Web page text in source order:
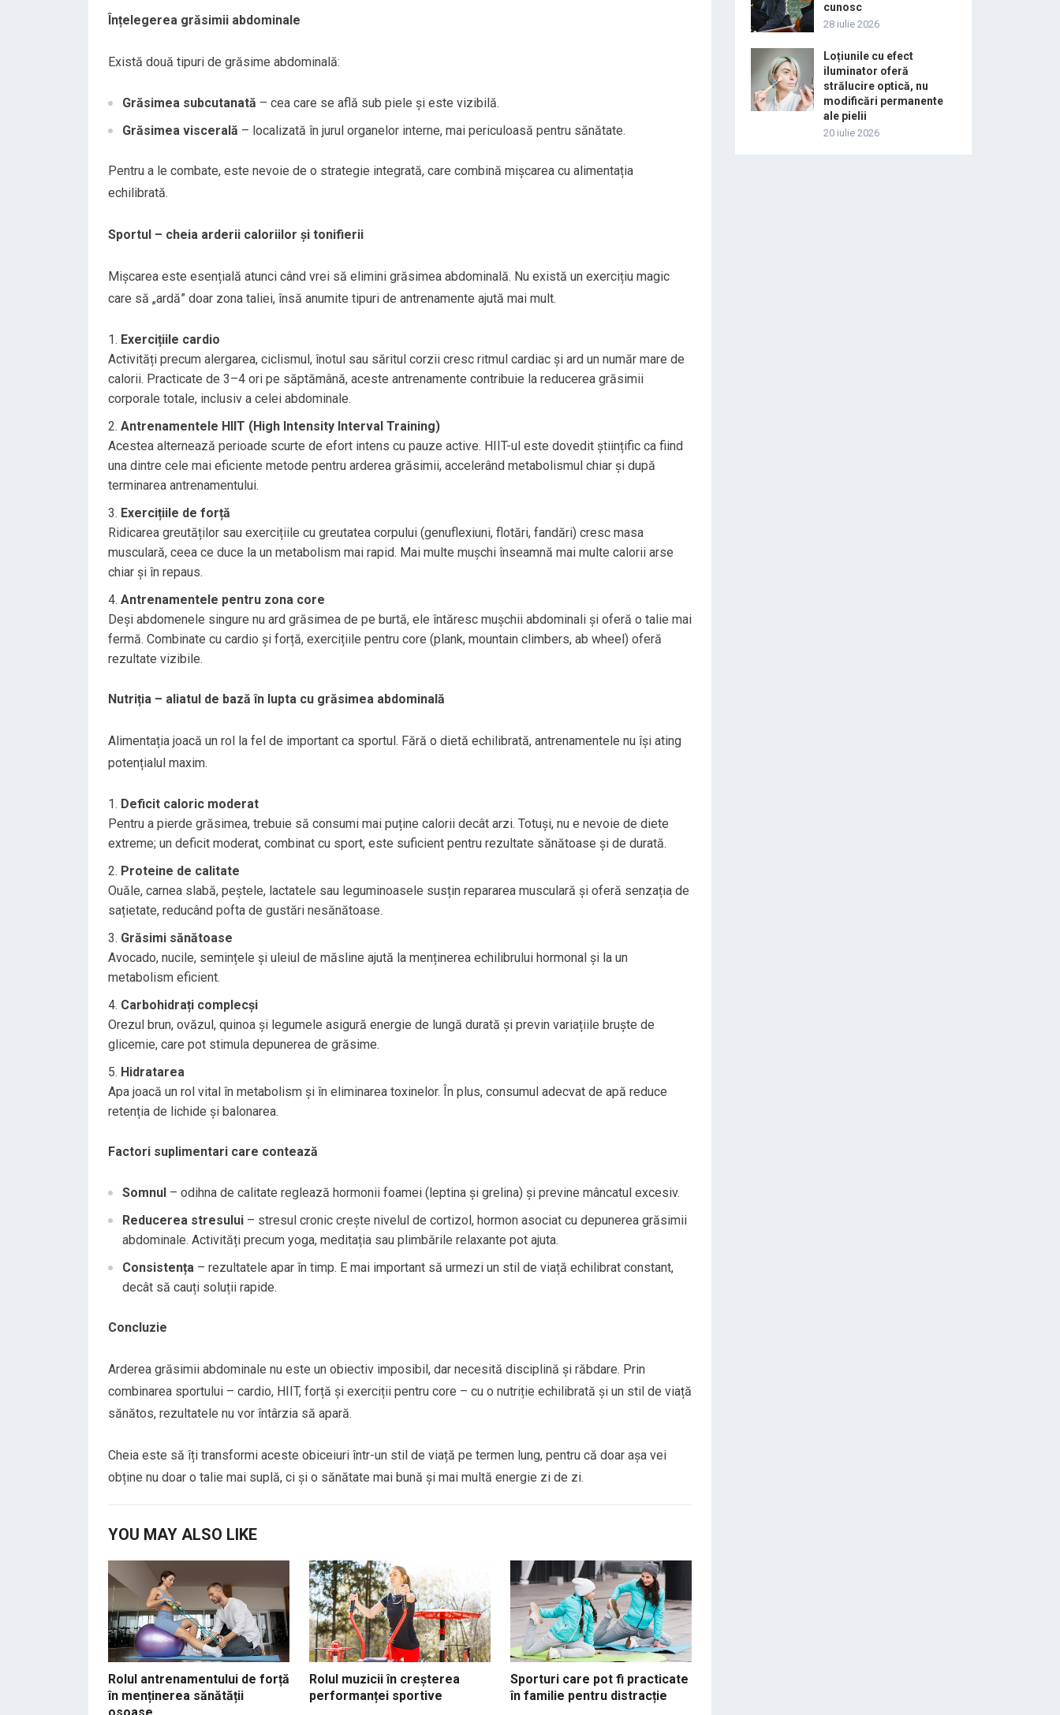
Înțelegerea grăsimii abdominale
Există două tipuri de grăsime abdominală:
Grăsimea subcutanată – cea care se află sub piele și este vizibilă.
Grăsimea viscerală – localizată în jurul organelor interne, mai periculoasă pentru sănătate.
Pentru a le combate, este nevoie de o strategie integrată, care combină mișcarea cu alimentația
echilibrată.
Sportul – cheia arderii caloriilor și tonifierii
Mișcarea este esențială atunci când vrei să elimini grăsimea abdominală. Nu există un exercițiu magic
care să „ardă” doar zona taliei, însă anumite tipuri de antrenamente ajută mai mult.
Exercițiile cardio
Activități precum alergarea, ciclismul, înotul sau săritul corzii cresc ritmul cardiac și ard un număr mare de
calorii. Practicate de 3–4 ori pe săptămână, aceste antrenamente contribuie la reducerea grăsimii
corporale totale, inclusiv a celei abdominale.
Antrenamentele HIIT (High Intensity Interval Training)
Acestea alternează perioade scurte de efort intens cu pauze active. HIIT-ul este dovedit științific ca fiind
una dintre cele mai eficiente metode pentru arderea grăsimii, accelerând metabolismul chiar și după
terminarea antrenamentului.
Exercițiile de forță
Ridicarea greutăților sau exercițiile cu greutatea corpului (genuflexiuni, flotări, fandări) cresc masa
musculară, ceea ce duce la un metabolism mai rapid. Mai multe mușchi înseamnă mai multe calorii arse
chiar și în repaus.
Antrenamentele pentru zona core
Deși abdomenele singure nu ard grăsimea de pe burtă, ele întăresc mușchii abdominali și oferă o talie mai
fermă. Combinate cu cardio și forță, exercițiile pentru core (plank, mountain climbers, ab wheel) oferă
rezultate vizibile.
Nutriția – aliatul de bază în lupta cu grăsimea abdominală
Alimentația joacă un rol la fel de important ca sportul. Fără o dietă echilibrată, antrenamentele nu își ating
potențialul maxim.
Deficit caloric moderat
Pentru a pierde grăsimea, trebuie să consumi mai puține calorii decât arzi. Totuși, nu e nevoie de diete
extreme; un deficit moderat, combinat cu sport, este suficient pentru rezultate sănătoase și de durată.
Proteine de calitate
Ouăle, carnea slabă, peștele, lactatele sau leguminoasele susțin repararea musculară și oferă senzația de
sațietate, reducând pofta de gustări nesănătoase.
Grăsimi sănătoase
Avocado, nucile, semințele și uleiul de măsline ajută la menținerea echilibrului hormonal și la un
metabolism eficient.
Carbohidrați complecși
Orezul brun, ovăzul, quinoa și legumele asigură energie de lungă durată și previn variațiile bruște de
glicemie, care pot stimula depunerea de grăsime.
Hidratarea
Apa joacă un rol vital în metabolism și în eliminarea toxinelor. În plus, consumul adecvat de apă reduce
retenția de lichide și balonarea.
Factori suplimentari care contează
Somnul – odihna de calitate reglează hormonii foamei (leptina și grelina) și previne mâncatul excesiv.
Reducerea stresului – stresul cronic crește nivelul de cortizol, hormon asociat cu depunerea grăsimii
abdominale. Activități precum yoga, meditația sau plimbările relaxante pot ajuta.
Consistența – rezultatele apar în timp. E mai important să urmezi un stil de viață echilibrat constant,
decât să cauți soluții rapide.
Concluzie
Arderea grăsimii abdominale nu este un obiectiv imposibil, dar necesită disciplină și răbdare. Prin
combinarea sportului – cardio, HIIT, forță și exerciții pentru core – cu o nutriție echilibrată și un stil de viață
sănătos, rezultatele nu vor întârzia să apară.
Cheia este să îți transformi aceste obiceiuri într-un stil de viață pe termen lung, pentru că doar așa vei
obține nu doar o talie mai suplă, ci și o sănătate mai bună și mai multă energie zi de zi.
YOU MAY ALSO LIKE
Rolul antrenamentului de forță
în menținerea sănătății
osoase
Rolul muzicii în creșterea
performanței sportive
Sporturi care pot fi practicate
în familie pentru distracție
cunosc
28 iulie 2026
Loțiunile cu efect
iluminator oferă
strălucire optică, nu
modificări permanente
ale pielii
20 iulie 2026